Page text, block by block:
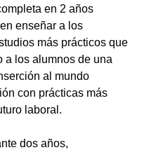
en 2 años
enseñar a los
más prácticos que
a los alumnos de una
al mundo
con prácticas más
laboral.
dos años,